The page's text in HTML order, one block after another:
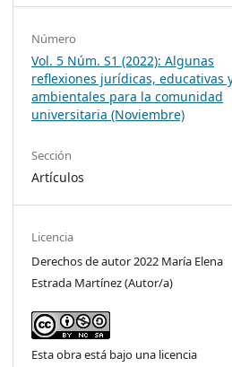
Número
Vol. 5 Núm. S1 (2022): Algunas
reflexiones jurídicas, educativas
ambientales para la comunidad
universitaria (Noviembre)
Sección
Artículos
Licencia
Derechos de autor 2022 María Elena
Estrada Martínez (Autor/a)
Esta obra está bajo una licencia